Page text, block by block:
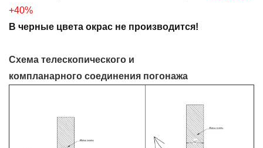
+40%
В черные цвета окрас не производится!
Схема телескопического и
компланарного соединения погонажа